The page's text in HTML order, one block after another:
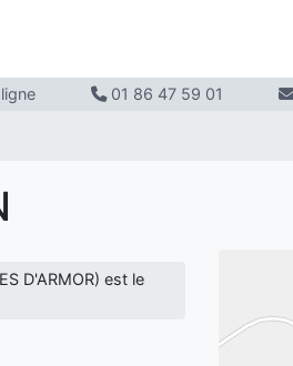
01 86 47 59 01
D'ARMOR) est le